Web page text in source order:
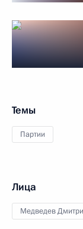
Темы
Партии
Лица
Медведев